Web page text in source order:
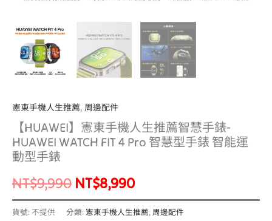
憲東手機人生推薦, 周邊配件
【HUAWEI】憲東手機人生推薦智慧手錶-
HUAWEI WATCH FIT 4 Pro 智慧型手錶 智能運
動型手錶
NT$9,990 NT$8,990
貨號: 不提供 分類: 憲東手機人生推薦, 周邊配件
慧
手
智
能
動
型
手